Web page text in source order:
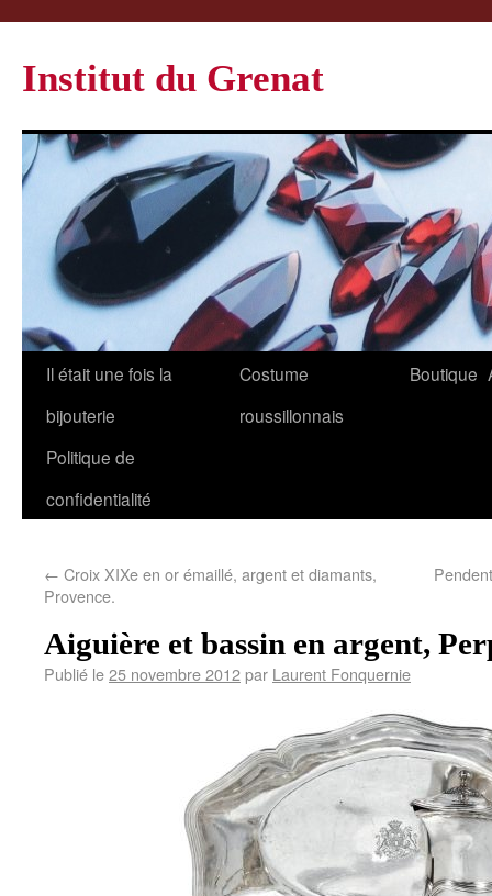
Institut du Grenat
Il était une fois la
bijouterie
Costume
roussillonnais
Boutique
Politique de
confidentialité
← Croix XIXe en or émaillé, argent et diamants,
Provence.
Aiguière et bassin en argent,
Publié le25 novembre 2012par Laurent Fonquernie